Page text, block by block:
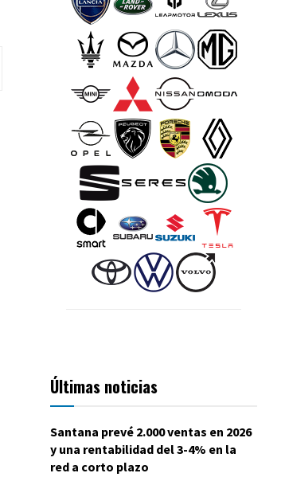
Últimas noticias
Santana prevé 2.000 ventas en 2026
y una rentabilidad del 3-4% en la
red a corto plazo